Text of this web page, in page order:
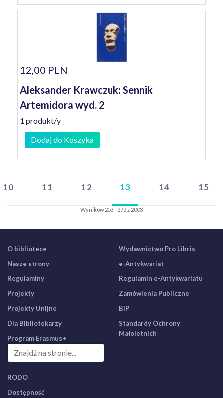
12,00 PLN
Aleksander Krawczuk: Sennik
Artemidora wyd. 2
1 produkt/y
Dodaj do Koszyka
10 11 12 13 14 15
Wyników 253 - 273 z 2003
O bibliotece
Nasze strony
Regulaminy
Projekty
Projekty Unijne
Dla Bibliotekarzy
Program Erasmus+
Wydawnictwo Pro Libris
e-Antykwariat
Regulamin e-Antykwariatu
Zamówienia Publiczne
BIP
Standardy Ochrony
Małoletnich
RODO
Dostępność